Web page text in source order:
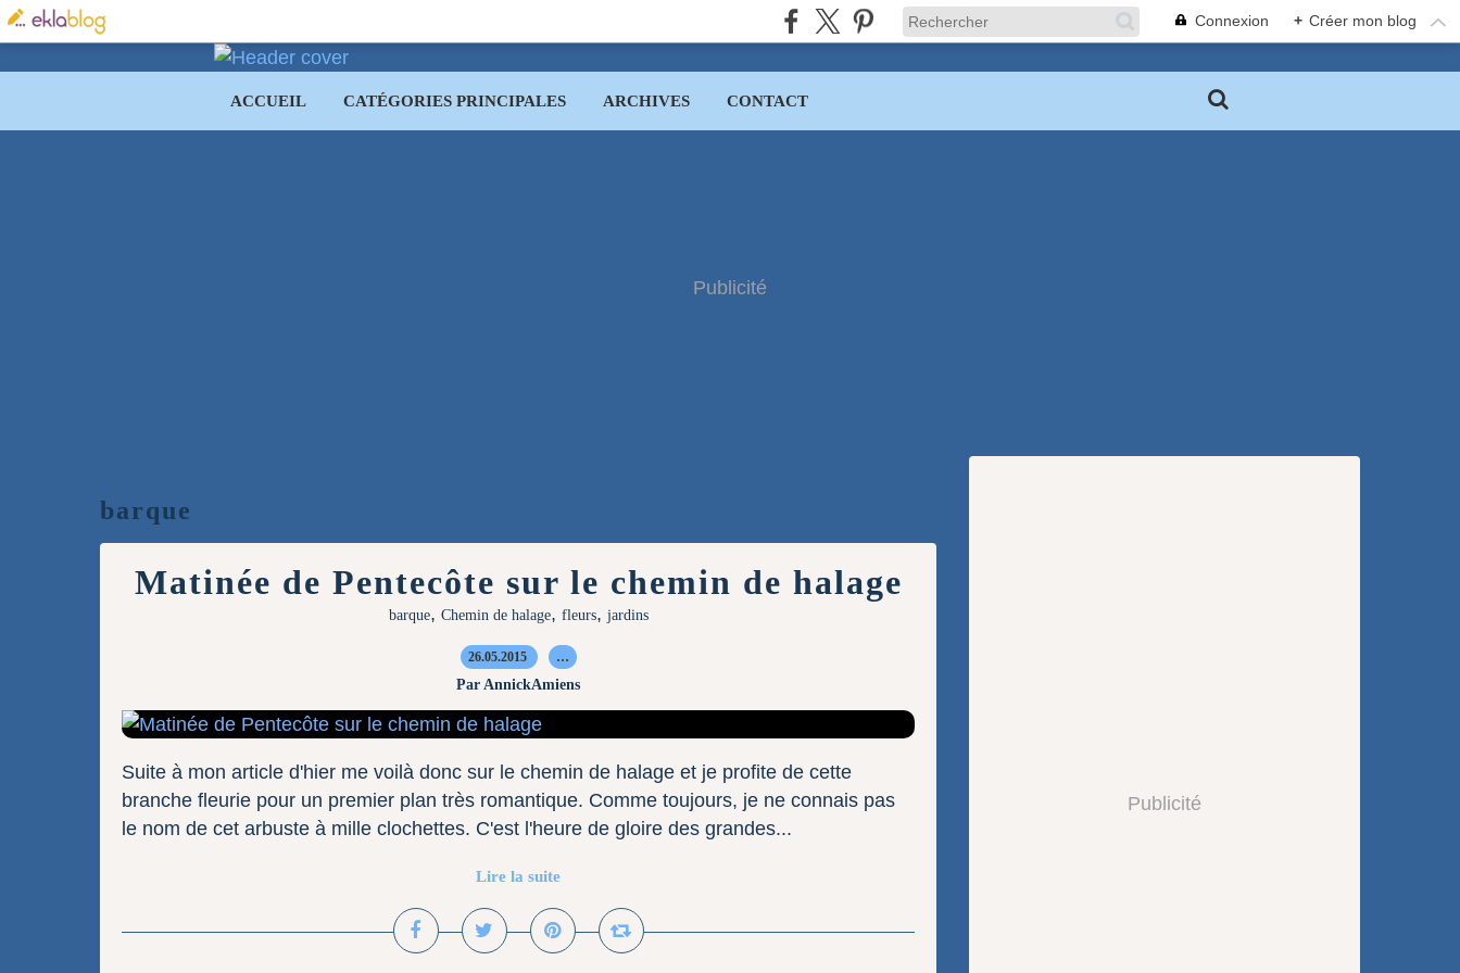
Connexion + Créer mon blog
ACCUEIL CATÉGORIES PRINCIPALES ARCHIVES CONTACT
Publicité
barque
Matinée de Pentecôte sur le chemin de halage
barque, Chemin de halage, fleurs, jardins
26.05.2015 …
Par AnnickAmiens
Suite à mon article d'hier me voilà donc sur le chemin de halage et je profite de cette
branche fleurie pour un premier plan très romantique. Comme toujours, je ne connais pas
le nom de cet arbuste à mille clochettes. C'est l'heure de gloire des grandes...
Lire la suite
Publicité